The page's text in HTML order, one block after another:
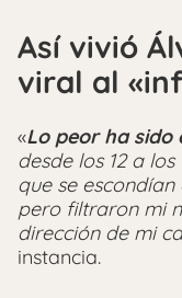
Así vivió
viral al
«Lo peor ha sido
desde los 12 a
que se
pero filtraron mi
dirección de mi
instancia.